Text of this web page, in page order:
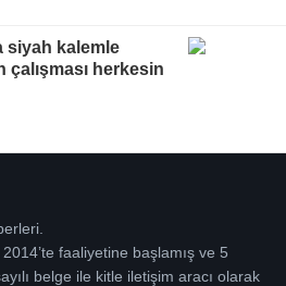
siyah kalemle
herkesin
faaliyetine başlamış ve 5
belge ile kitle iletişim aracı olarak